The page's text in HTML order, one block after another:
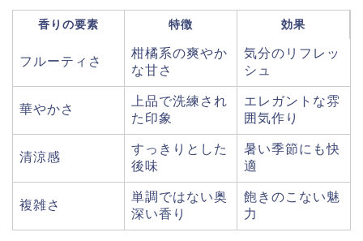
香りの要素 特徴 効果
フルーティさ
柑橘系の爽やか
な甘さ
気分のリフレッ
シュ
華やかさ
上品で洗練され
た印象
エレガントな雰
囲気作り
清涼感
すっきりとした
後味
暑い季節にも快
適
複雑さ
単調ではない奥
深い香り
飽きのこない魅
力